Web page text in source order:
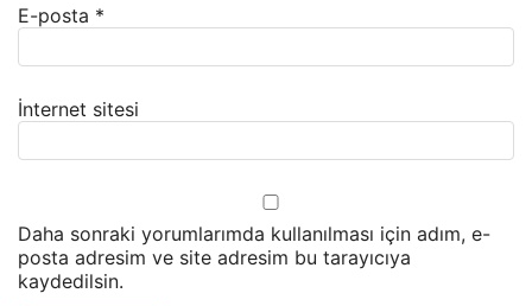
E-posta *
İnternet sitesi
Daha sonraki yorumlarımda kullanılması için adım, e-
posta adresim ve site adresim bu tarayıcıya
kaydedilsin.